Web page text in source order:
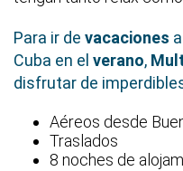
Para ir de vacaciones
Cuba en el verano,
disfrutar de
Aéreos desde
Traslados
8 noches de